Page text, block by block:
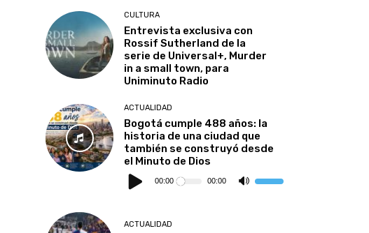
CULTURA
Entrevista exclusiva con
Rossif Sutherland de la
serie de Universal+, Murder
in a small town, para
Uniminuto Radio
ACTUALIDAD
Bogotá cumple 488 años: la
historia de una ciudad que
también se construyó desde
el Minuto de Dios
Reproductor
de
audio
00:00 00:00
Utiliza
ACTUALIDAD